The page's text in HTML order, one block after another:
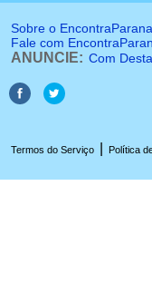
Sobre o
Fale com
ANUNCIE: Com
Termos do Serviço Política